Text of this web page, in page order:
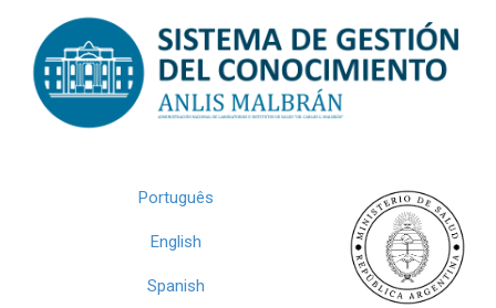
navigation
Português
English
Spanish